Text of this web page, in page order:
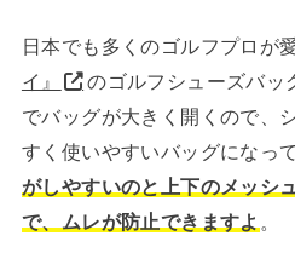
日本でも多くのゴルフプロが
イ』
のゴルフシューズバッ
でバッグが大きく開くので、
すく使いやすいバッグになっ
がしやすいのと上下のメッシ
で、ムレが防止できますよ 。